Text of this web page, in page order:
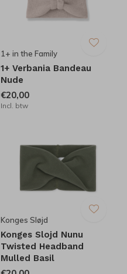
1+ in the Family
1+ Verbania Bandeau
Nude
€20,00
Incl. btw
Konges Sløjd
Konges Slojd Nunu
Twisted Headband
Mulled Basil